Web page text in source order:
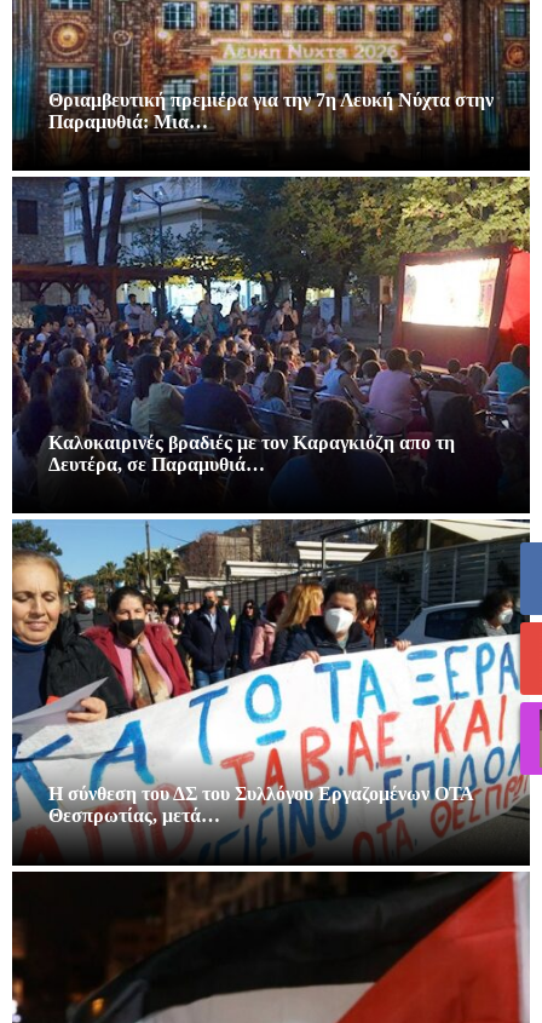
Θριαμβευτική πρεμιέρα για την 7η Λευκή Νύχτα στην
Παραμυθιά: Μια…
Καλοκαιρινές βραδιές με τον Καραγκιόζη απο τη
Δευτέρα, σε Παραμυθιά…
Η σύνθεση του ΔΣ του Συλλόγου Εργαζομένων ΟΤΑ
Θεσπρωτίας, μετά…